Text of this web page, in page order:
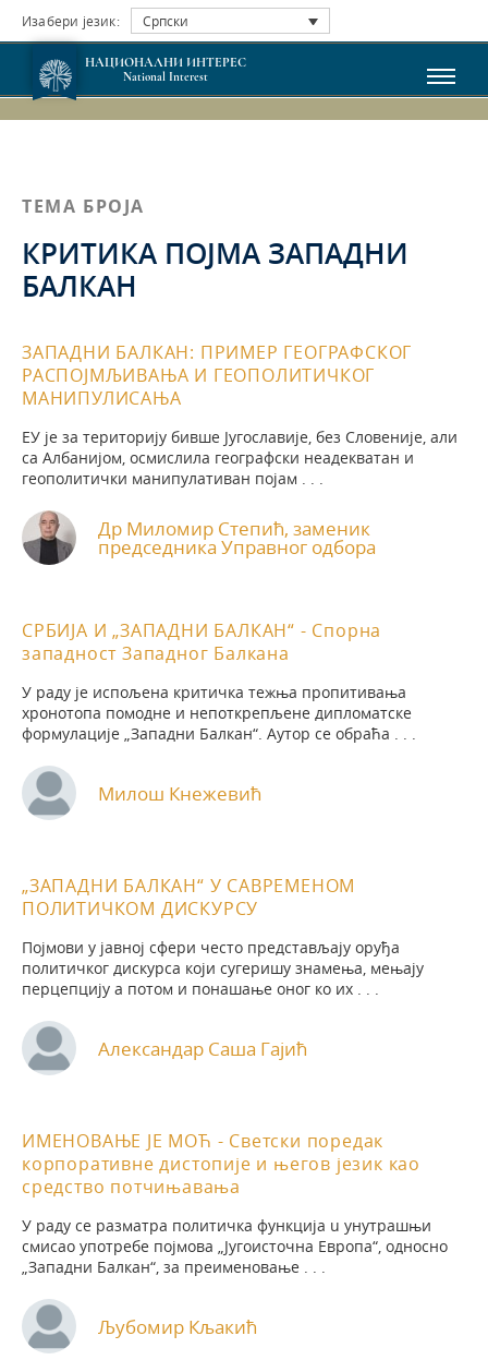
Изабери језик: Српски
НАЦИОНАЛНИ ИНТЕРЕС
National Interest
ТЕМА БРОЈА
КРИТИКА ПОЈМА ЗАПАДНИ
БАЛКАН
ЗАПАДНИ БАЛКАН: ПРИМЕР ГЕОГРАФСКОГ
РАСПОЈМЉИВАЊА И ГЕОПОЛИТИЧКОГ
МАНИПУЛИСАЊА
ЕУ je за територију бивше Југославије, без Словеније, али
са Албанијом, осмислила географски неадекватан и
геополитички манипулативан појам . . .
Др Миломир Степић, заменик
председника Управног одбора
СРБИЈА И „ЗАПАДНИ БАЛКАН“ - Спорна
западност Западног Балкана
У раду je испољена критичка тежња пропитивања
хронотопа помодне и непоткрепљене дипломатске
формулације „Западни Балкан“. Аутор се обраћа . . .
Милош Кнежевић
„ЗАПАДНИ БАЛКАН“ У САВРЕМЕНОМ
ПОЛИТИЧКОМ ДИСКУРСУ
Појмови у јавној сфери често представљају оруђа
политичког дискурса који сугеришу знамења, мењају
перцепцију а потом и понашање оног ко их . . .
Александар Саша Гајић
ИМЕНОВАЊЕ ЈЕ МОЋ - Светски поредак
корпоративне дистопије и његов језик као
средство потчињавања
У раду ce разматра политичка функција u унутрашњи
смисао употребе појмова „Југоисточна Европа“, односно
„Западни Балкан“, за преименовање . . .
Љубомир Кљакић